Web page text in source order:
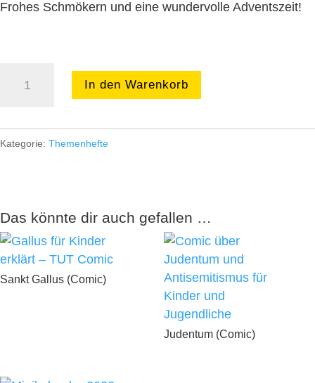
Frohes Schmökern und eine wundervolle Adventszeit!
In den Warenkorb
Kategorie: Themenhefte
Das könnte dir auch gefallen …
Sankt Gallus (Comic)
Judentum (Comic)